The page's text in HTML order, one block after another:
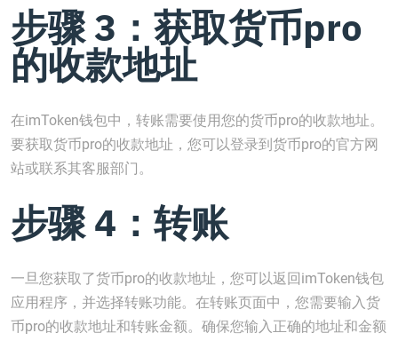
步骤 3：获取货币pro
的收款地址
在imToken钱包中，转账需要使用您的货币pro的收款地址。
要获取货币pro的收款地址，您可以登录到货币pro的官方网
站或联系其客服部门。
步骤 4：转账
一旦您获取了货币pro的收款地址，您可以返回imToken钱包
应用程序，并选择转账功能。在转账页面中，您需要输入货
币pro的收款地址和转账金额。确保您输入正确的地址和金额